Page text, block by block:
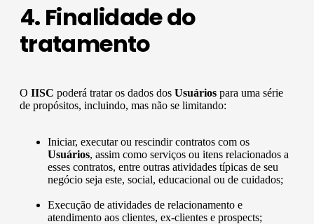
4. Finalidade do
tratamento
O IISC poderá tratar os dados dos Usuários para uma série
de propósitos, incluindo, mas não se limitando:
Iniciar, executar ou rescindir contratos com os
Usuários, assim como serviços ou itens relacionados a
esses contratos, entre outras atividades típicas de seu
negócio seja este, social, educacional ou de cuidados;
Execução de atividades de relacionamento e
atendimento aos clientes, ex-clientes e prospects;